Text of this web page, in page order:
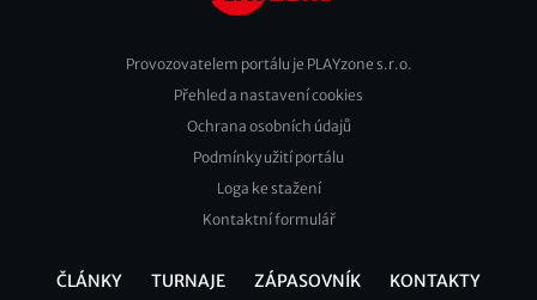
Footer
Provozovatelem portálu je PLAYzone s.r.o.
Přehled a nastavení cookies
Ochrana osobních údajů
Podmínky užití portálu
Loga ke stažení
Kontaktní formulář
ČLÁNKY TURNAJE ZÁPASOVNÍK KONTAKTY